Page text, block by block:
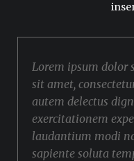
Lorem ipsum dolor
sit amet,
autem delectus
exercitationem
laudantium modi
sapiente soluta